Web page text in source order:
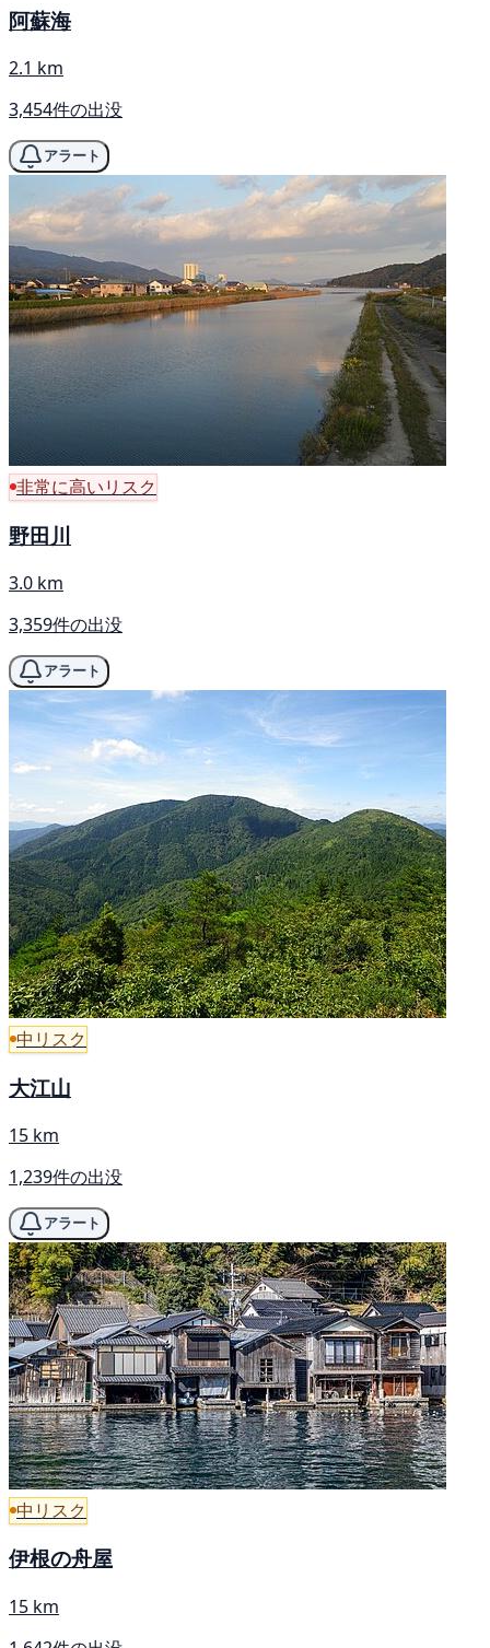
阿蘇海
2.1 km
3,454件の出没
アラート
非常に高いリスク
野田川
3.0 km
3,359件の出没
アラート
中リスク
大江山
15 km
1,239件の出没
アラート
中リスク
伊根の舟屋
15 km